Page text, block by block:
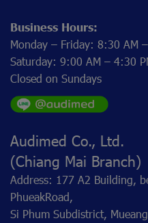
Business Hours:
Monday – Friday: 8:30 AM
Saturday: 9:00 AM – 4:30
Closed on Sundays
Audimed Co., Ltd.
(Chiang Mai Branch)
Address: 177 A2 Building,
PhueakRoad,
Si Phum Subdistrict,